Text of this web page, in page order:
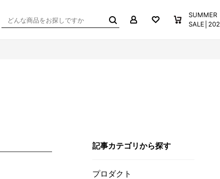
お気に入り買い物か
SUMMER
記事カテゴリから探す
プロダクト